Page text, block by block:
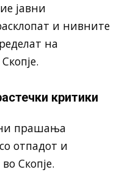
јавни
и нивните
на
критики
прашања
отпадот и
Скопје.